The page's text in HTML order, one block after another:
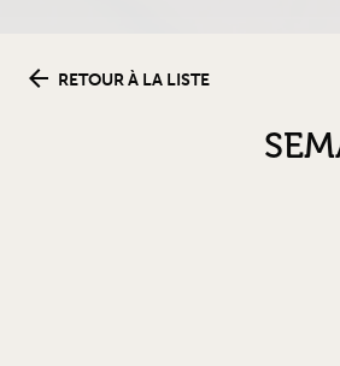
RETOUR À LA LISTE